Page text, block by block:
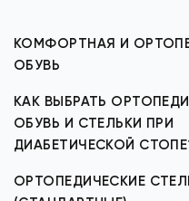
КОМФОРТНАЯ И
ОБУВЬ
КАК ВЫБРАТЬ
ОБУВЬ И СТЕЛЬКИ ПРИ
ДИАБЕТИЧЕСКОЙ
ОРТОПЕДИЧЕСКИЕ